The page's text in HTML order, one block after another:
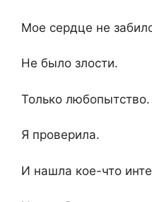
Мое сердце не
Не было злости.
Только любопытство.
Я проверила.
И нашла кое-что